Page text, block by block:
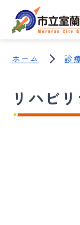
ホーム 診
リハビ